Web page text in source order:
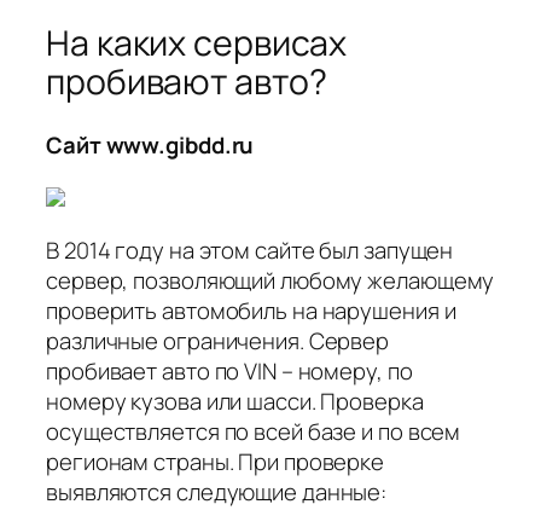
На каких сервисах
пробивают авто?
Сайт www.gibdd.ru
В 2014 году на этом сайте был запущен
сервер, позволяющий любому желающему
проверить автомобиль на нарушения и
различные ограничения. Сервер
пробивает авто по VIN – номеру, по
номеру кузова или шасси. Проверка
осуществляется по всей базе и по всем
регионам страны. При проверке
выявляются следующие данные: